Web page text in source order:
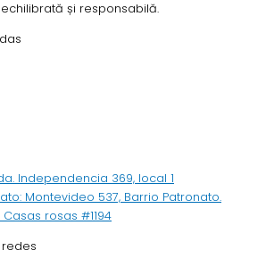
și responsabilă.
Independencia 369, local 1
Montevideo 537, Barrio Patronato.
rosas #1194